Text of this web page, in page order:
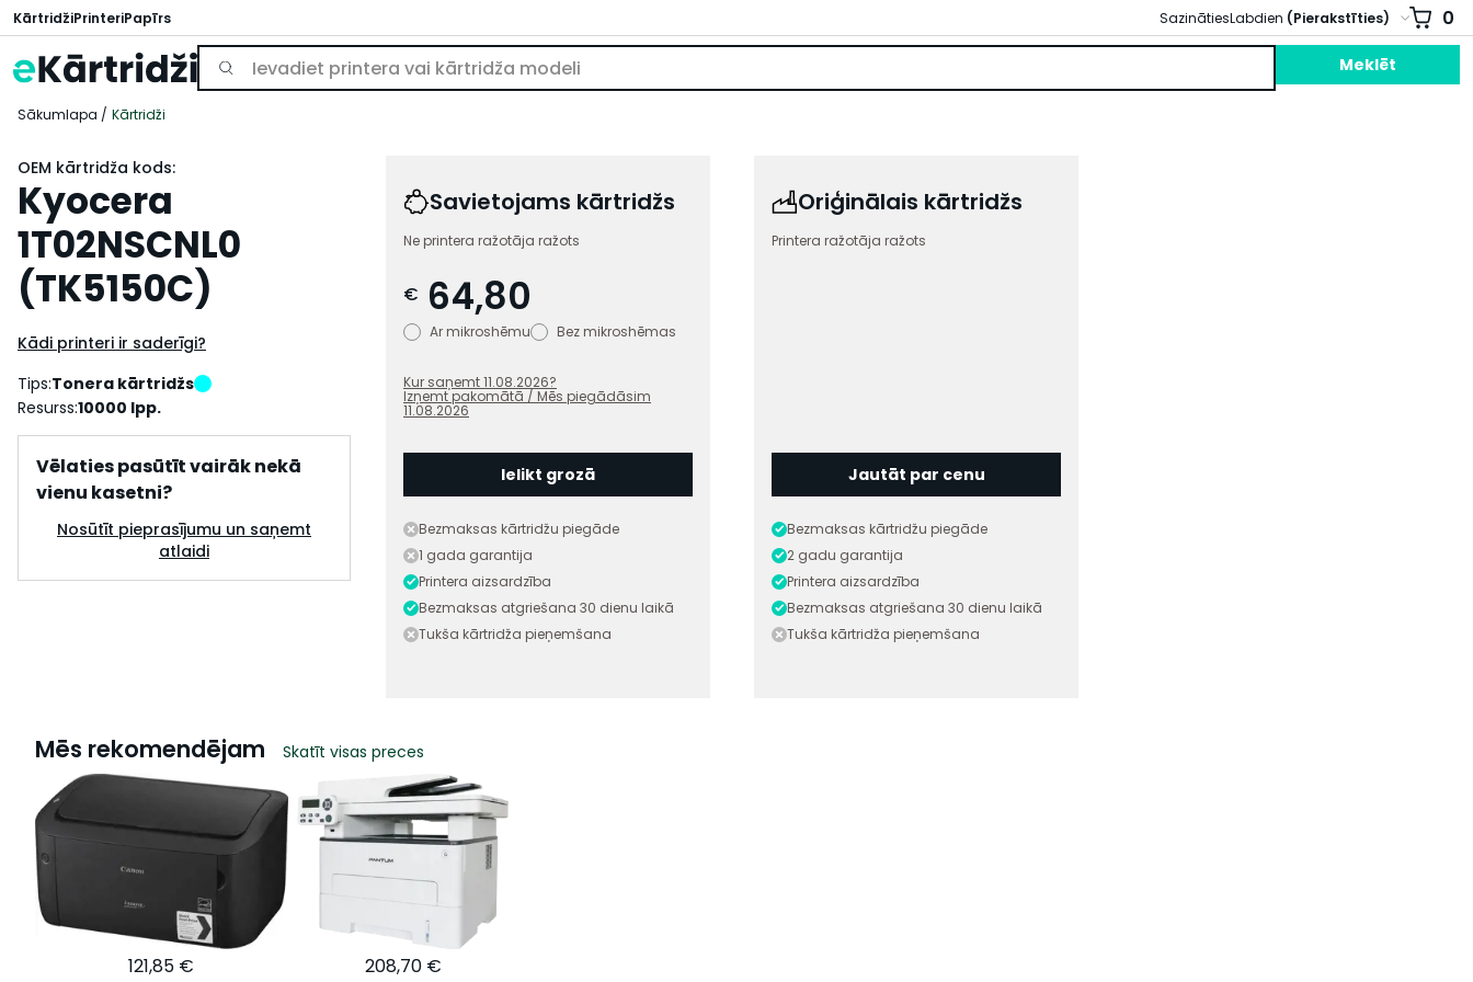
KārtridžiPrinteriPapīrs SazinātiesLabdien (Pierakstīties) 0
Meklēt
Sākumlapa Kārtridži
OEM kārtridža kods:
Kyocera
1T02NSCNL0
(TK5150C)
Kādi printeri ir saderīgi?
Tips:Tonera kārtridžs
Resurss:10000 lpp.
Vēlaties pasūtīt vairāk nekā
vienu kasetni?
Nosūtīt pieprasījumu un saņemt
atlaidi
Savietojams kārtridžs
Ne printera ražotāja ražots
€ 64,80
Ar mikroshēmu Bez mikroshēmas
Kur saņemt11.08.2026?
Izņemt pakomātā / Mēs piegādāsim
11.08.2026
Ielikt grozā
Bezmaksas kārtridžu piegāde
1 gada garantija
Printera aizsardzība
Bezmaksas atgriešana 30 dienu laikā
Tukša kārtridža pieņemšana
Oriģinālais kārtridžs
Printera ražotāja ražots
Jautāt par cenu
Bezmaksas kārtridžu piegāde
2 gadu garantija
Printera aizsardzība
Bezmaksas atgriešana 30 dienu laikā
Tukša kārtridža pieņemšana
Mēs rekomendējam Skatīt visas preces
121,85 € 208,70 €